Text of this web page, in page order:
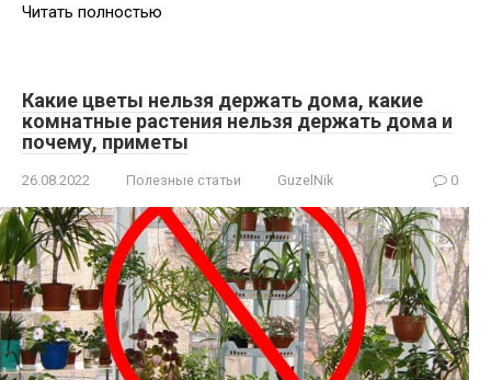
Читать полностью
Какие цветы нельзя держать дома, какие
комнатные растения нельзя держать дома и
почему, приметы
26.08.2022 Полезные статьи GuzelNik 0